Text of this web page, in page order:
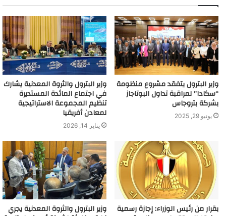
وزير البترول يتفقد مشروع منظومة
“سكادا” لمراقبة تداول البوتاجاز
بشركة بتروجاس
يونيو 29, 2025
وزير البترول والثروة المعدنية يشارك
في اجتماع المائدة المستديرة
تنظيم المجموعة الاستراتيجية
لمعادن أفريقيا
يناير 14, 2026
بقرار من رئيس الوزراء: إجازة رسمية وزير البترول والثروة المعدنية يجري